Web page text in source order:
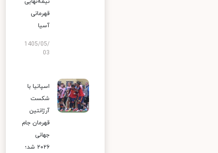
قهرمانی
آسیا
1405/05/
03
اسپانیا با
شکست
آرژانتین
قهرمان جام
جهانی
۲۰۲۶ شد؛